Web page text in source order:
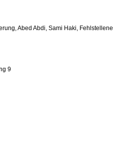
Abed Abdi, Sami Haki,
9